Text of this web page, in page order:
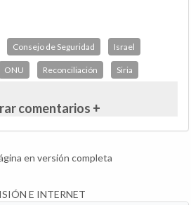
Consejo de Seguridad Israel
ONU Reconciliación Siria
comentarios +
en versión completa
E INTERNET